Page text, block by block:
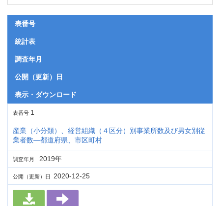
表番号
統計表
調査年月
公開（更新）日
表示・ダウンロード
表番号 1
産業（小分類）、経営組織（４区分）別事業所数及び男女別従
業者数―都道府県、市区町村
調査年月 2019年
公開（更新）日 2020-12-25